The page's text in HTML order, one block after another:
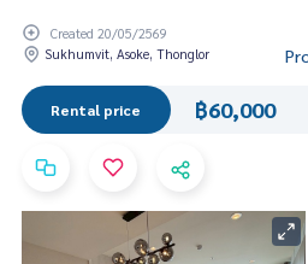
Created 20/05/2569
Sukhumvit, Asoke, Thonglor
Rental price ฿60,000